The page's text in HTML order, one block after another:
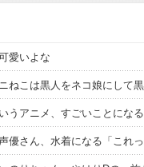
愛いよな
うアニメ、すごいことになる